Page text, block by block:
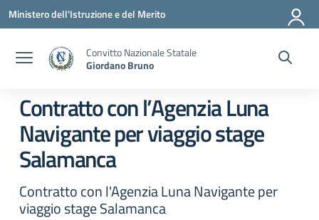
Vai ai contenuti
Vai al menu di navigazione
Vai al footer
Ministero dell'Istruzione e del Merito
Convitto Nazionale Statale
Giordano Bruno
Contratto con l’Agenzia Luna
Navigante per viaggio stage
Salamanca
Contratto con l'Agenzia Luna Navigante per
viaggio stage Salamanca